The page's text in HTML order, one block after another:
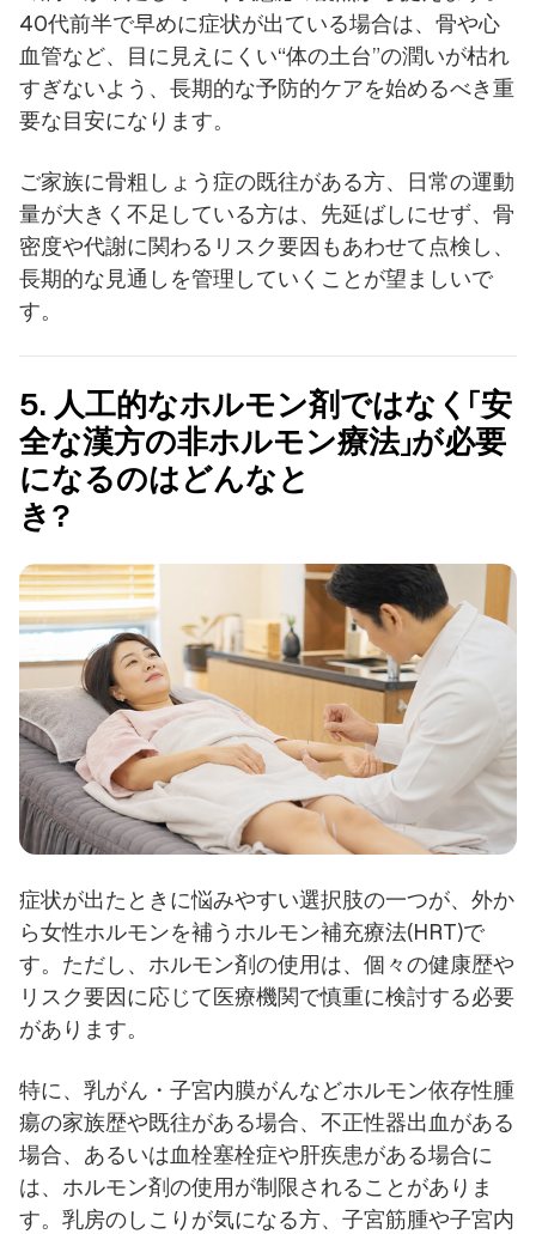
40代前半で早めに症状が出ている場合は、骨や心
血管など、目に見えにくい“体の土台”の潤いが枯れ
すぎないよう、長期的な予防的ケアを始めるべき重
要な目安になります。
ご家族に骨粗しょう症の既往がある方、日常の運動
量が大きく不足している方は、先延ばしにせず、骨
密度や代謝に関わるリスク要因もあわせて点検し、
長期的な見通しを管理していくことが望ましいで
す。
5. 人工的なホルモン剤ではなく「安
全な漢方の非ホルモン療法」が必要
になるのはどんなと
き?
症状が出たときに悩みやすい選択肢の一つが、外か
ら女性ホルモンを補うホルモン補充療法(HRT)で
す。ただし、ホルモン剤の使用は、個々の健康歴や
リスク要因に応じて医療機関で慎重に検討する必要
があります。
特に、乳がん・子宮内膜がんなどホルモン依存性腫
瘍の家族歴や既往がある場合、不正性器出血がある
場合、あるいは血栓塞栓症や肝疾患がある場合に
は、ホルモン剤の使用が制限されることがありま
す。乳房のしこりが気になる方、子宮筋腫や子宮内